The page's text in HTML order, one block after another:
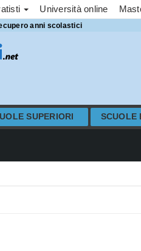
Università online
anni scolastici
SUPERIORI SCUOLE